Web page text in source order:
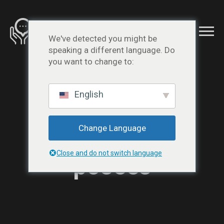
Questions
fréquemment
posées
We've detected you might be
speaking a different language. Do
you want to change to:
English
Change Language
Close and do not switch language